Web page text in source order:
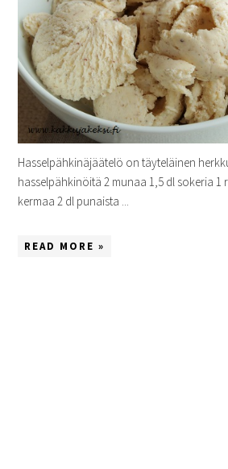
Hasselpähkinäjäätelö on täyteläinen
hasselpähkinöitä 2 munaa 1,5 dl sokeria 1
kermaa 2 dl punaista ...
READ MORE »